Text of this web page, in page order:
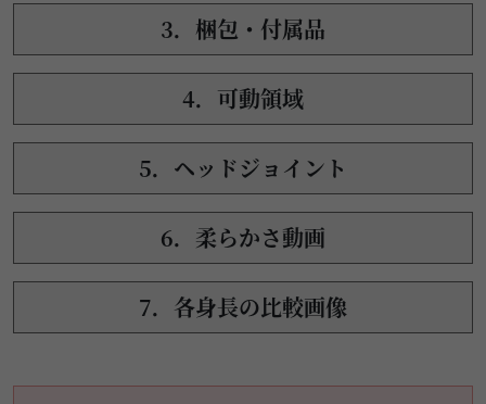
3．梱包・付属品
4．可動領域
5．ヘッドジョイント
6．柔らかさ動画
7．各身長の比較画像